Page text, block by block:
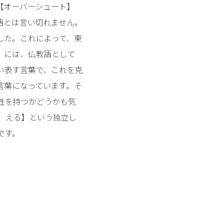
ーバーシュート】
は言い切れません。
。これによって、東
には、仏教語として
表す言葉で、これを克
になっています。そ
を持つかどうかも気
える】という独立し
。